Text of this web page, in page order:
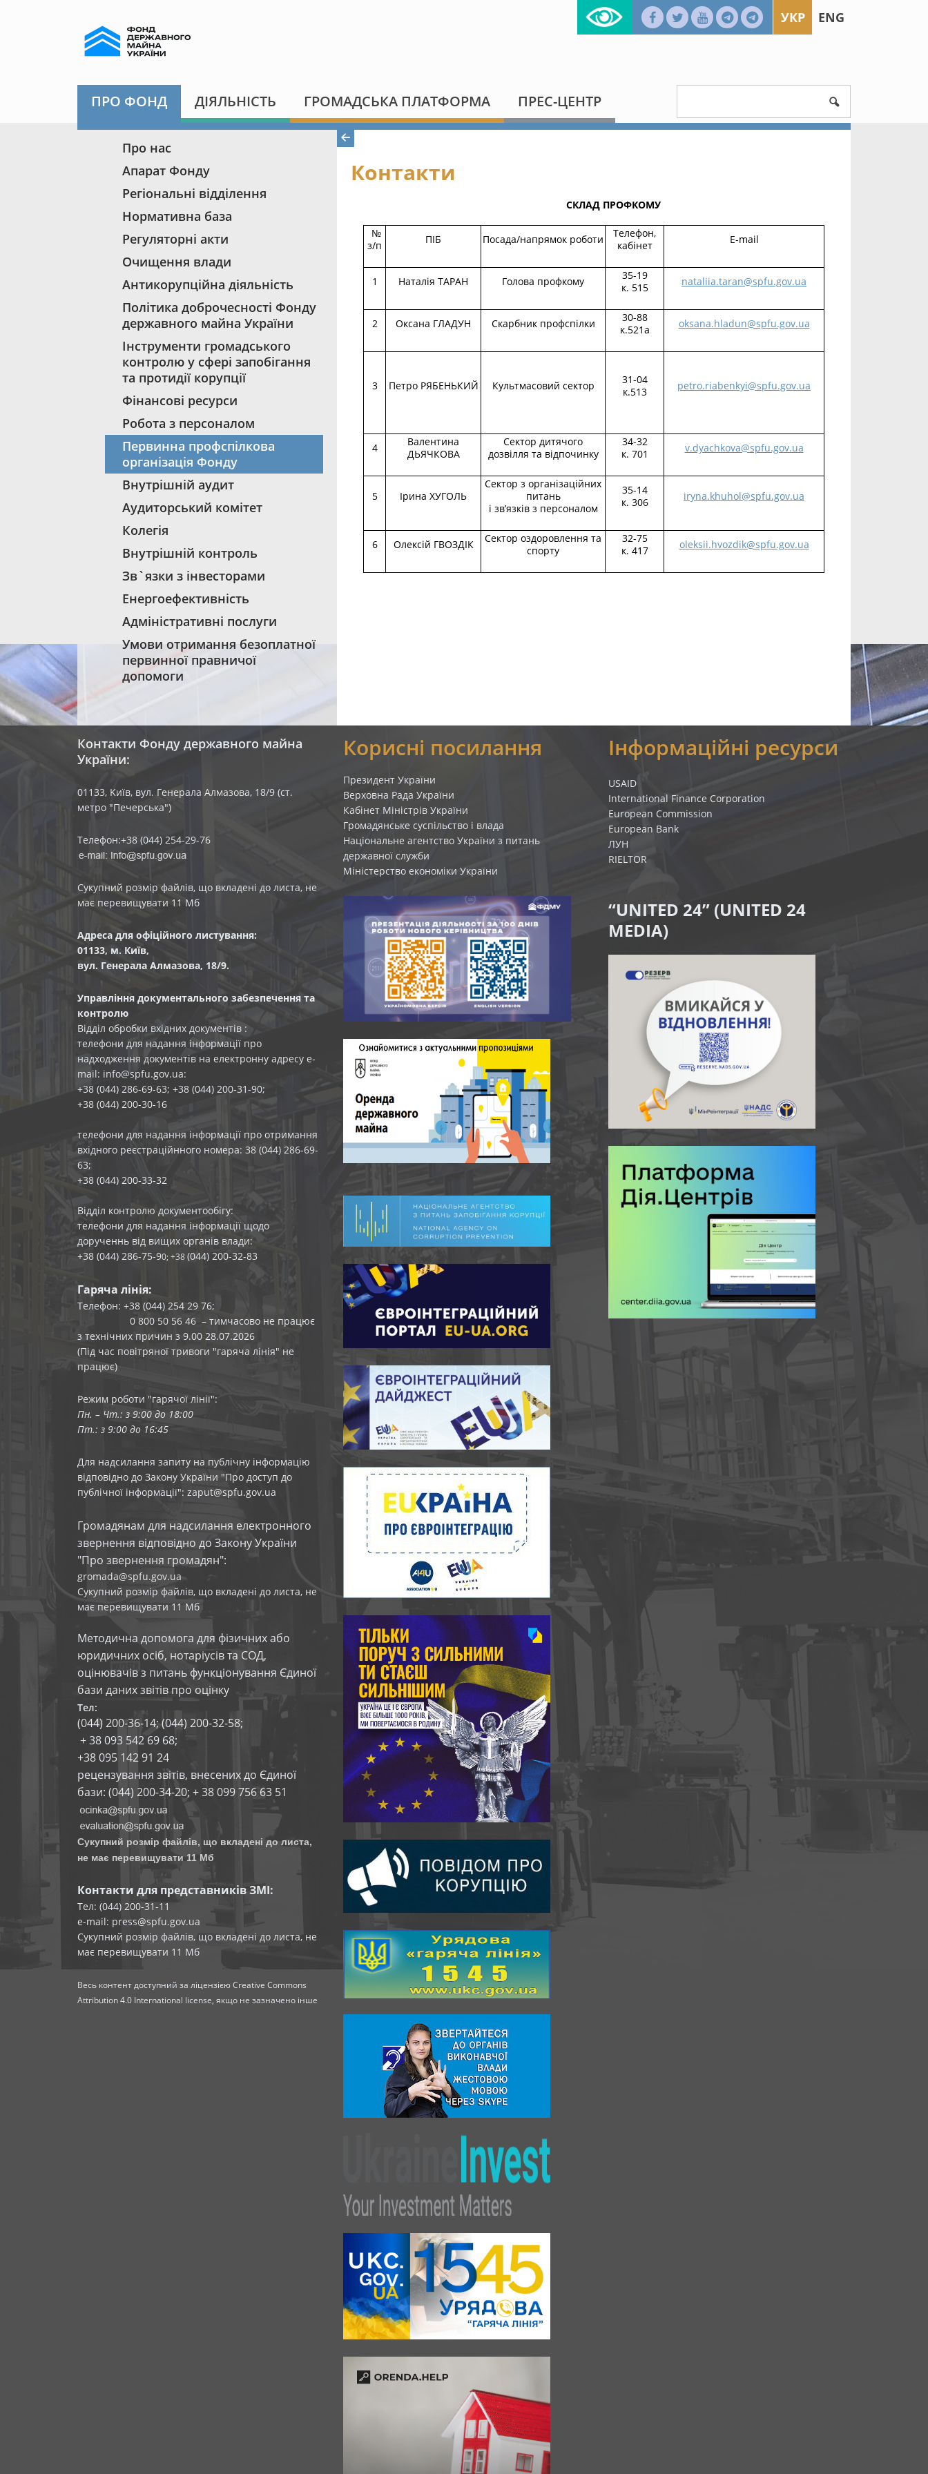
УКР ENG
ПРО ФОНД ДІЯЛЬНІСТЬ ГРОМАДСЬКА ПЛАТФОРМА ПРЕС-ЦЕНТР
Про нас
Апарат Фонду
Регіональні відділення
Нормативна база
Регуляторні акти
Очищення влади
Антикорупційна діяльність
Політика доброчесності Фонду
державного майна України
Інструменти громадського
контролю у сфері запобігання
та протидії корупції
Фінансові ресурси
Робота з персоналом
Первинна профспілкова
організація Фонду
Внутрішній аудит
Аудиторський комітет
Колегія
Внутрішній контроль
Зв`язки з інвесторами
Енергоефективність
Адміністративні послуги
Умови отримання безоплатної
первинної правничої
допомоги
Контакти
СКЛАД ПРОФКОМУ
№
з/п
ПІБ Посада/напрямок роботи
Телефон,
кабінет
E-mail
1 Наталія ТАРАН Голова профкому
35-19
к. 515
nataliia.taran@spfu.gov.ua
2 Оксана ГЛАДУН Скарбник профспілки
30-88
к.521а
oksana.hladun@spfu.gov.ua
3 Петро РЯБЕНЬКИЙ Культмасовий сектор
31-04
к.513
petro.riabenkyi@spfu.gov.ua
4
Валентина
ДЬЯЧКОВА
Сектор дитячого
дозвілля та відпочинку
34-32
к. 701
v.dyachkova@spfu.gov.ua
5 Ірина ХУГОЛЬ
Сектор з організаційних
питань
і зв’язків з персоналом
35-14
к. 306
iryna.khuhol@spfu.gov.ua
6 Олексій ГВОЗДІК
Сектор оздоровлення та
спорту
32-75
к. 417
oleksii.hvozdik@spfu.gov.ua
Контакти Фонду державного майна
України:
01133, Kиїв, вул. Генерала Алмазова, 18/9 (ст.
метро "Печерська")
Телефон:+38 (044) 254-29-76
Сукупний розмір файлів, що вкладені до листа, не
має перевищувати 11 Мб
Адреса для офіційного листування:
01133, м. Київ,
вул. Генерала Алмазова, 18/9.
Управління документального забезпечення та
контролю
Відділ обробки вхідних документів :
телефони для надання інформації про
надходження документів на електронну адресу e-
mail: info@spfu.gov.ua:
+38 (044) 286-69-63; +38 (044) 200-31-90;
+38 (044) 200-30-16
телефони для надання інформації про отримання
вхідного реєстраційнного номера: 38 (044) 286-69-
63;
+38 (044) 200-33-32
Відділ контролю документообігу:
телефони для надання інформації щодо
дорученнь від вищих органів влади:
+38 (044) 286-75-90; +38(044) 200-32-83
Гаряча лінія:
Телефон: +38 (044) 254 29 76;
0 800 50 56 46 – тимчасово не працює
з технічних причин з 9.00 28.07.2026
(Під час повітряної тривоги "гаряча лінія" не
працює)
Режим роботи "гарячої лінії":
Пн. – Чт.: з 9:00 до 18:00
Пт.: з 9:00 до 16:45
Для надсилання запиту на публічну інформацію
відповідно до Закону України "Про доступ до
публічної інформації": zaput@spfu.gov.ua
Громадянам для надсилання електронного
звернення відповідно до Закону України
"Про звернення громадян":
gromada@spfu.gov.ua
Сукупний розмір файлів, що вкладені до листа, не
має перевищувати 11 Мб
Методична допомога для фізичних або
юридичних осіб, нотаріусів та СОД,
оцінювачів з питань функціонування Єдиної
бази даних звітів про оцінку
Тел:
(044) 200-36-14; (044) 200-32-58;
+ 38 093 542 69 68;
+38 095 142 91 24
рецензування звітів, внесених до Єдиної
бази: (044) 200-34-20; + 38 099 756 63 51
Сукупний розмір файлів, що вкладені до листа,
не має перевищувати 11 Мб
Контакти для представників ЗМІ:
Тел: (044) 200-31-11
e-mail: press@spfu.gov.ua
Сукупний розмір файлів, що вкладені до листа, не
має перевищувати 11 Мб
Весь контент доступний за ліцензієюCreative Commons
Attribution 4.0 International license, якщо не зазначено інше
Корисні посилання
Президент України
Верховна Рада України
Кабінет Міністрів України
Громадянське суспільство і влада
Національне агентство України з питань
державної служби
Міністерство економіки України
Інформаційні ресурси
USAID
International Finance Corporation
European Commission
European Bank
ЛУН
RIELTOR
“UNITED 24” (UNITED 24
MEDIA)